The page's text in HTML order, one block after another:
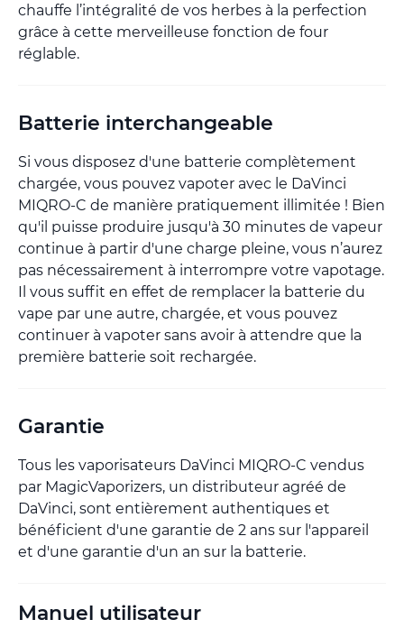
chauffe l’intégralité de vos herbes à la perfection
grâce à cette merveilleuse fonction de four
réglable.
Batterie interchangeable
Si vous disposez d'une batterie complètement
chargée, vous pouvez vapoter avec le DaVinci
MIQRO-C de manière pratiquement illimitée ! Bien
qu'il puisse produire jusqu'à 30 minutes de vapeur
continue à partir d'une charge pleine, vous n’aurez
pas nécessairement à interrompre votre vapotage.
Il vous suffit en effet de remplacer la batterie du
vape par une autre, chargée, et vous pouvez
continuer à vapoter sans avoir à attendre que la
première batterie soit rechargée.
Garantie
Tous les vaporisateurs DaVinci MIQRO-C vendus
par MagicVaporizers, un distributeur agréé de
DaVinci, sont entièrement authentiques et
bénéficient d'une garantie de 2 ans sur l'appareil
et d'une garantie d'un an sur la batterie.
Manuel utilisateur